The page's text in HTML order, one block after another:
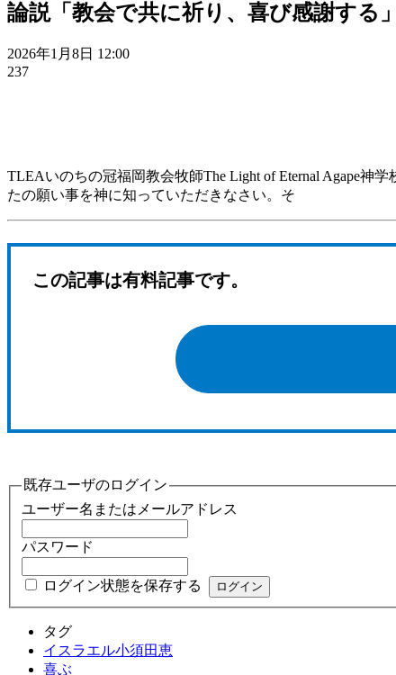
論説「教会で共に祈り、喜び感謝する」
2026年1月8日 12:00
237
TLEAいのちの冠福岡教会牧師The Light of Eternal Agape神
たの願い事を神に知っていただきなさい。そ
この記事は有料記事です。
既存ユーザのログイン
ユーザー名またはメールアドレス
パスワード
ログイン状態を保存する
タグ
イスラエル小須田恵
喜ぶ